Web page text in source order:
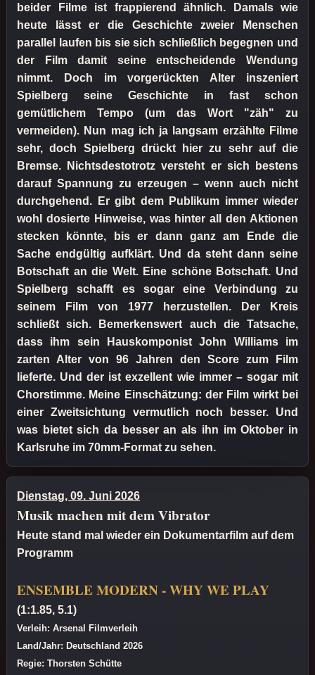
beider Filme ist frappierend ähnlich. Damals wie
heute lässt er die Geschichte zweier Menschen
parallel laufen bis sie sich schließlich begegnen und
der Film damit seine entscheidende Wendung
nimmt. Doch im vorgerückten Alter inszeniert
Spielberg seine Geschichte in fast schon
gemütlichem Tempo (um das Wort "zäh" zu
vermeiden). Nun mag ich ja langsam erzählte Filme
sehr, doch Spielberg drückt hier zu sehr auf die
Bremse. Nichtsdestotrotz versteht er sich bestens
darauf Spannung zu erzeugen – wenn auch nicht
durchgehend. Er gibt dem Publikum immer wieder
wohl dosierte Hinweise, was hinter all den Aktionen
stecken könnte, bis er dann ganz am Ende die
Sache endgültig aufklärt. Und da steht dann seine
Botschaft an die Welt. Eine schöne Botschaft. Und
Spielberg schafft es sogar eine Verbindung zu
seinem Film von 1977 herzustellen. Der Kreis
schließt sich. Bemerkenswert auch die Tatsache,
dass ihm sein Hauskomponist John Williams im
zarten Alter von 96 Jahren den Score zum Film
lieferte. Und der ist exzellent wie immer – sogar mit
Chorstimme. Meine Einschätzung: der Film wirkt bei
einer Zweitsichtung vermutlich noch besser. Und
was bietet sich da besser an als ihn im Oktober in
Karlsruhe im 70mm-Format zu sehen.
Dienstag, 09. Juni 2026
Musik machen mit dem Vibrator
Heute stand mal wieder ein Dokumentarfilm auf dem
Programm
ENSEMBLE MODERN - WHY WE PLAY
(1:1.85, 5.1)
Verleih: Arsenal Filmverleih
Land/Jahr: Deutschland 2026
Regie: Thorsten Schütte